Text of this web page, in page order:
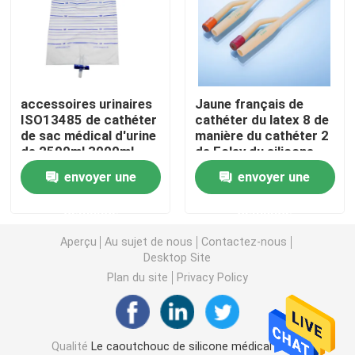
Accessoires de seringue
Accessoires de collection de sang
Bouchon de caoutchouc butylique
Pièces préremplies de seringue
Caoutchouc butylique halogéné
Tube médical de silicone
Tube de drainage
accessoires urinaires
ISO13485 de cathéter
de sac médical d'urine
de 2500ml 3000ml
envoyer une
Jaune français de
cathéter du latex 8 de
manière du cathéter 2
de Foley du silicone
Fr08
envoyer une
Aperçu Au sujet de nous
Contactez-nous
Desktop Site
Plan du site
Privacy Policy
Qualité Le caoutchouc de silicone médicalUsine